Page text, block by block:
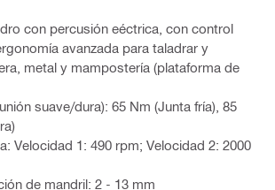
con percusión eéctrica, con control
avanzada para taladrar y
metal y mampostería (plataforma de
suave/dura): 65 Nm (Junta fría), 85
Velocidad 1: 490 rpm; Velocidad 2: 2000
de mandril: 2 - 13 mm